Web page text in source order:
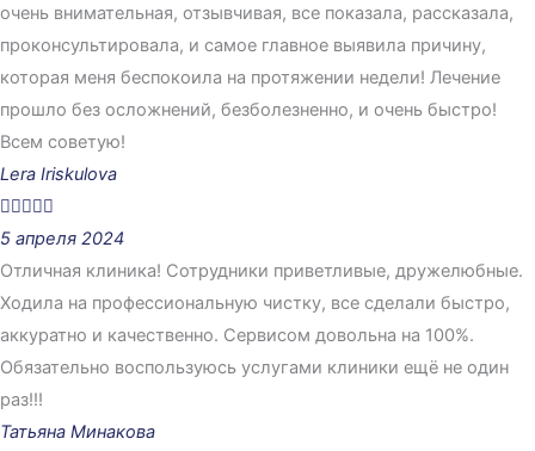
очень внимательная, отзывчивая, все показала, рассказала,
проконсультировала, и самое главное выявила причину,
которая меня беспокоила на протяжении недели! Лечение
прошло без осложнений, безболезненно, и очень быстро!
Всем советую!
Lera Iriskulova

5 апреля 2024
Отличная клиника! Сотрудники приветливые, дружелюбные.
Ходила на профессиональную чистку, все сделали быстро,
аккуратно и качественно. Сервисом довольна на 100%.
Обязательно воспользуюсь услугами клиники ещё не один
раз!!!
Татьяна Минакова